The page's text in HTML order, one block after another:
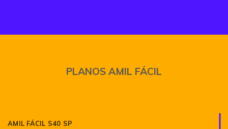
PLANOS AMIL FÁCIL
AMIL FÁCIL S40 SP